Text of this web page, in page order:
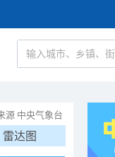
源 中央气象台
雷达图